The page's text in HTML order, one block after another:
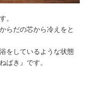
。
らだの芯から冷えをと
をしているような状態
ばき』です。